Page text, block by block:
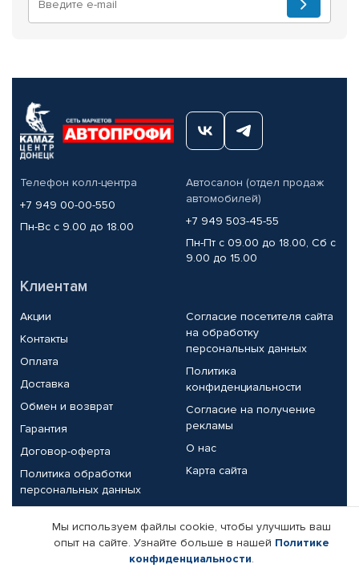
Телефон колл-центра
+7 949 00-00-550
Пн-Вс с 9.00 до 18.00
Автосалон (отдел продаж
автомобилей)
+7 949 503-45-55
Пн-Пт с 09.00 до 18.00, Сб с
9.00 до 15.00
Клиентам
Акции
Контакты
Оплата
Доставка
Обмен и возврат
Гарантия
Договор-оферта
Политика обработки
персональных данных
Согласие посетителя сайта
на обработку
персональных данных
Политика
конфиденциальности
Согласие на получение
рекламы
О нас
Карта сайта
Партнерам
Корпоративным клиентам
Реквизиты компании
Мы используем файлы cookie, чтобы улучшить ваш
опыт на сайте. Узнайте больше в нашей Политике
конфиденциальности.